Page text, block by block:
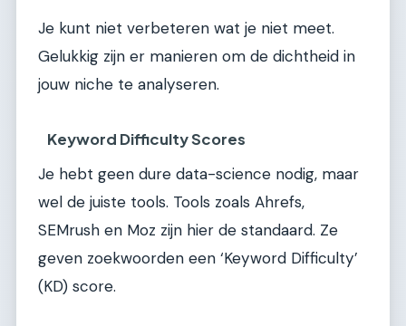
Je kunt niet verbeteren wat je niet meet.
Gelukkig zijn er manieren om de dichtheid in
jouw niche te analyseren.
Keyword Difficulty Scores
Je hebt geen dure data-science nodig, maar
wel de juiste tools. Tools zoals Ahrefs,
SEMrush en Moz zijn hier de standaard. Ze
geven zoekwoorden een ‘Keyword Difficulty’
(KD) score.